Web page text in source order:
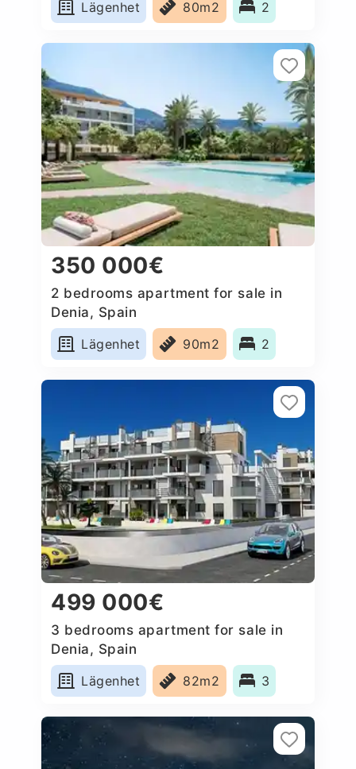
Lägenhet 80m2 2
350 000€
2 bedrooms apartment for sale in
Denia, Spain
Lägenhet
90m2 2
499 000€
3 bedrooms apartment for sale in
Denia, Spain
Lägenhet
82m2 3